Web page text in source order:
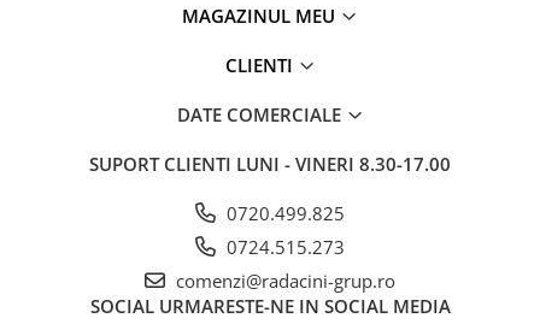
MAGAZINUL MEU
CLIENTI
DATE COMERCIALE
SUPORT CLIENTI LUNI - VINERI 8.30-17.00
0720.499.825
0724.515.273
comenzi@radacini-grup.ro
SOCIAL URMARESTE-NE IN SOCIAL MEDIA